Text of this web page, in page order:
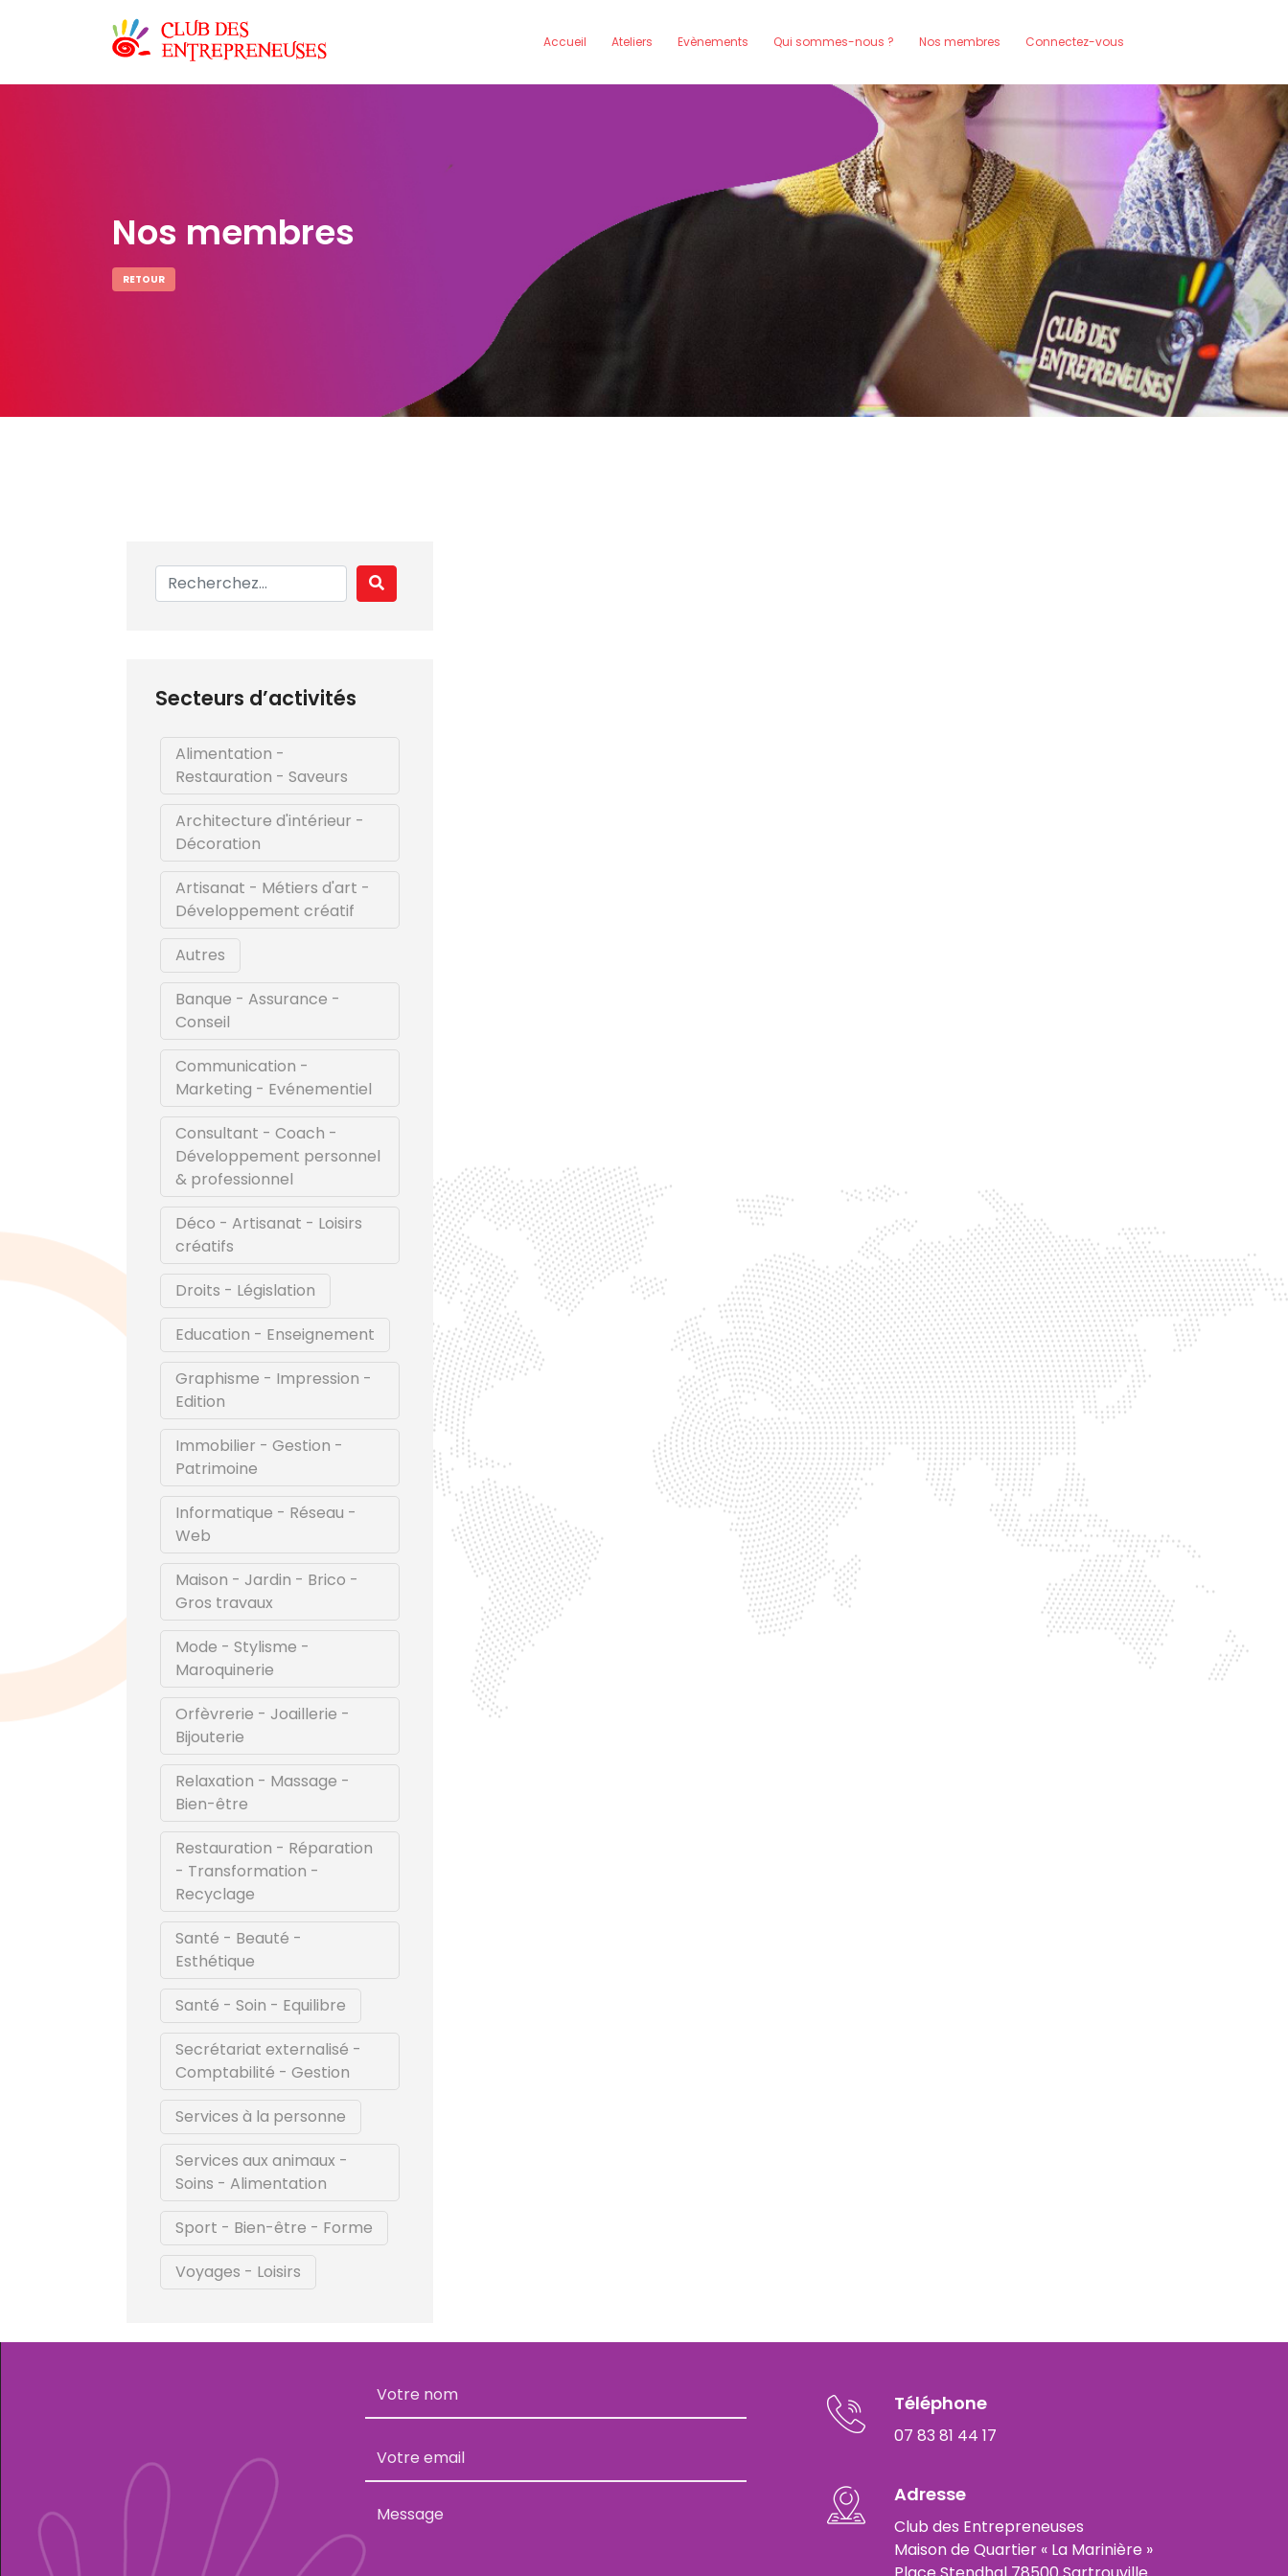
Accueil Ateliers Evènements Qui sommes-nous ? Nos membres Connectez-vous
Nos membres
RETOUR
Secteurs d’activités
Alimentation -
Restauration - Saveurs
Architecture d'intérieur -
Décoration
Artisanat - Métiers d'art -
Développement créatif
Autres
Banque - Assurance -
Conseil
Communication -
Marketing - Evénementiel
Consultant - Coach -
Développement personnel
& professionnel
Déco - Artisanat - Loisirs
créatifs
Droits - Législation
Education - Enseignement
Graphisme - Impression -
Edition
Immobilier - Gestion -
Patrimoine
Informatique - Réseau -
Web
Maison - Jardin - Brico -
Gros travaux
Mode - Stylisme -
Maroquinerie
Orfèvrerie - Joaillerie -
Bijouterie
Relaxation - Massage -
Bien-être
Restauration - Réparation
- Transformation -
Recyclage
Santé - Beauté -
Esthétique
Santé - Soin - Equilibre
Secrétariat externalisé -
Comptabilité - Gestion
Services à la personne
Services aux animaux -
Soins - Alimentation
Sport - Bien-être - Forme
Voyages - Loisirs
Téléphone
07 83 81 44 17
Adresse
Club des Entrepreneuses
Maison de Quartier « La Marinière »